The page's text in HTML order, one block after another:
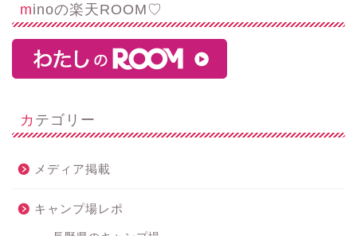
minoの楽天ROOM♡
カテゴリー
メディア掲載
キャンプ場レポ